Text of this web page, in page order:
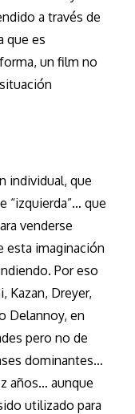
a través de
que es
un film no
individual, que
“izquierda”… que
venderse
esta imaginación
Por eso
Kazan, Dreyer,
Delannoy, en
pero no de
dominantes…
años… aunque
utilizado para